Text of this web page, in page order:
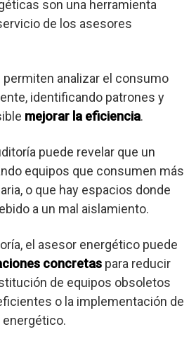
son una herramienta
de los asesores
analizar el consumo
identificando patrones y
mejorar la eficiencia.
puede revelar que un
equipos que consumen más
o que hay espacios donde
a un mal aislamiento.
el asesor energético puede
concretas para reducir
de equipos obsoletos
o la implementación de